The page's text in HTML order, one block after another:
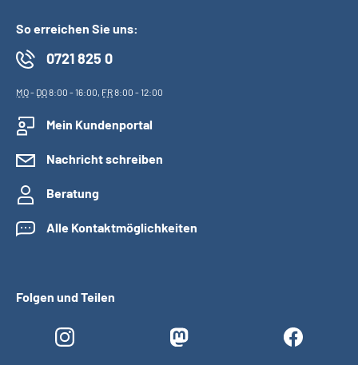
So erreichen Sie uns:
0721 825 0
MO- DO8:00 - 16:00, FR8:00 - 12:00
Mein Kundenportal
Nachricht schreiben
Beratung
Alle Kontaktmöglichkeiten
Folgen und Teilen